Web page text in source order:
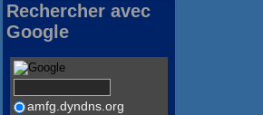
Rechercher avec
Google
amfg.dyndns.org